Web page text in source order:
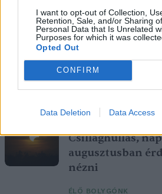
I want to opt-out of Collection,
Retention, Sale, and/or Sharing
Personal Data that Is Unrelated
Purposes for which it was
Opted Out
CONFIRM
Data Deletion Data Access
Ha elmúlik az aszályos időszak, akkor is
tartanunk ezeket a döntéseket.
Miért viseli meg
és mit tehetünk
EGÉSZSÉGÜNK
Csillaghullás,
augusztusban
nézni
ÉLŐ BOLYGÓNK